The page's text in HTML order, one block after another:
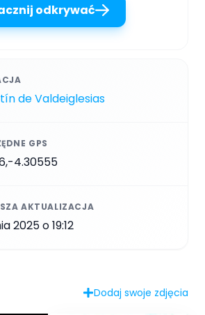
odkrywać
de Valdeiglesias
GPS
4.30555
AKTUALIZACJA
2025 o 19:12
Dodaj swoje zdjęcia